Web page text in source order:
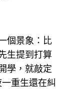
個景象：比
生提到打算
學，就敲定
重生還在糾